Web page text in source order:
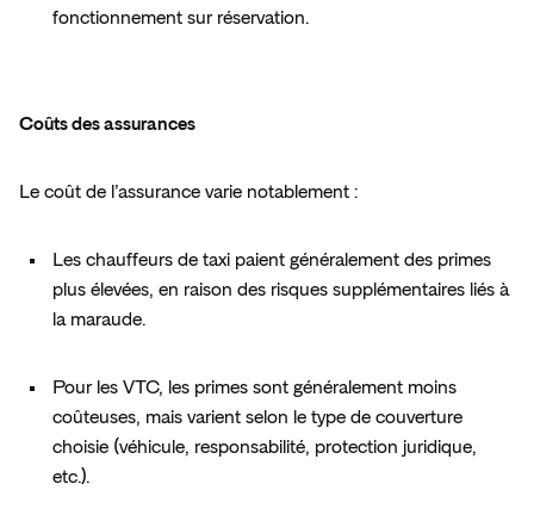
fonctionnement sur réservation.
Coûts des assurances
Le coût de l’assurance varie notablement :
Les chauffeurs de taxi paient généralement des primes
plus élevées, en raison des risques supplémentaires liés à
la maraude.
Pour les VTC, les primes sont généralement moins
coûteuses, mais varient selon le type de couverture
choisie (véhicule, responsabilité, protection juridique,
etc.).